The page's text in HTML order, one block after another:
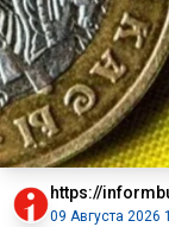
https://
09 Августа 2026